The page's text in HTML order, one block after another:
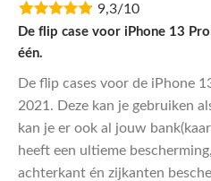
was:
€24,95.
9,3/10
De flip case voor iPhone 13
één.
De flip cases voor de iPhone
2021. Deze kan je gebruiken
kan je er ook al jouw
heeft een ultieme
achterkant én zijkanten